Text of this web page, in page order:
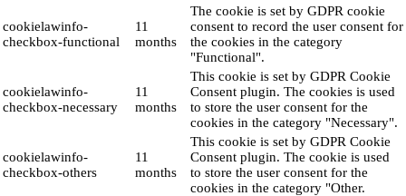
cookielawinfo-
checkbox-functional
11
months
The cookie is set by GDPR cookie
consent to record the user consent for
the cookies in the category
"Functional".
cookielawinfo-
checkbox-necessary
11
months
This cookie is set by GDPR Cookie
Consent plugin. The cookies is used
to store the user consent for the
cookies in the category "Necessary".
cookielawinfo-
checkbox-others
11
months
This cookie is set by GDPR Cookie
Consent plugin. The cookie is used
to store the user consent for the
cookies in the category "Other.